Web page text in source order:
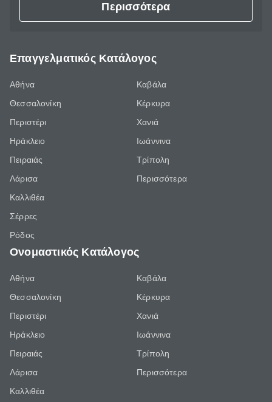
Περισσότερα
Επαγγελματικός Κατάλογος
Αθήνα
Θεσσαλονίκη
Περιστέρι
Ηράκλειο
Πειραιάς
Λάρισα
Καλλιθέα
Σέρρες
Ρόδος
Καβάλα
Κέρκυρα
Χανιά
Ιωάννινα
Τρίπολη
Περισσότερα
Ονομαστικός Κατάλογος
Αθήνα
Θεσσαλονίκη
Περιστέρι
Ηράκλειο
Πειραιάς
Λάρισα
Καλλιθέα
Καβάλα
Κέρκυρα
Χανιά
Ιωάννινα
Τρίπολη
Περισσότερα